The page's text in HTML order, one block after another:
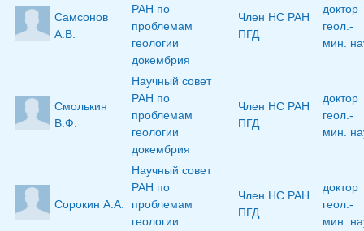
Самсонов
А.В.
РАН по
проблемам
геологии
докембрия
Член НС РАН
ПГД
доктор
геол.-
мин.
Смолькин
В.Ф.
Научный совет
РАН по
проблемам
геологии
докембрия
Член НС РАН
ПГД
доктор
геол.-
мин.
Сорокин А.А.
Научный совет
РАН по
проблемам
геологии
Член НС РАН
ПГД
доктор
геол.-
мин.